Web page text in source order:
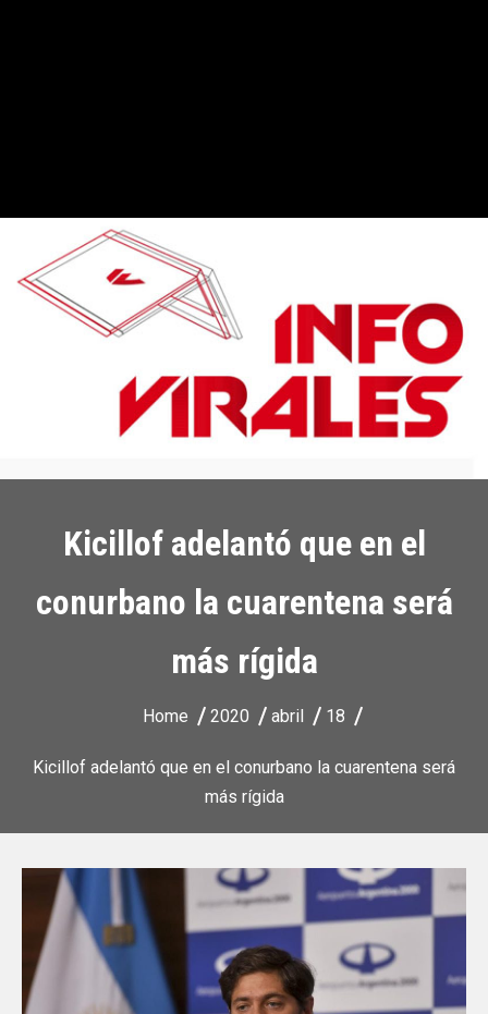
Kicillof adelantó que en el
conurbano la cuarentena será
más rígida
Home 2020 abril 18
Kicillof adelantó que en el conurbano la cuarentena será
más rígida